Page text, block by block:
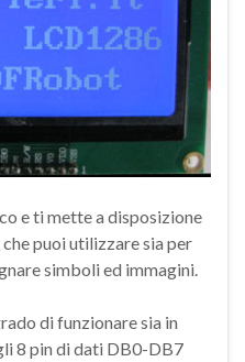
e ti mette a disposizione
puoi utilizzare sia per
simboli ed immagini.
di funzionare sia in
8 pin di dati DB0-DB7